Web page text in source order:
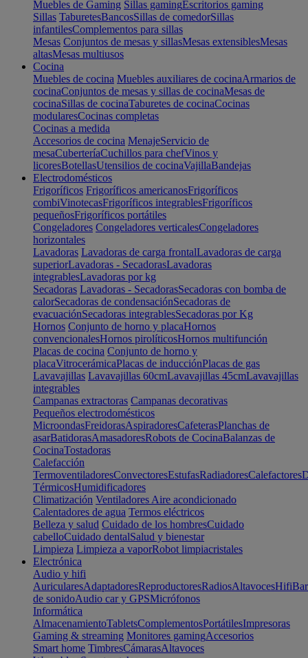
Muebles de Gaming Sillas gamingEscritorios gaming
Sillas TaburetesBancosSillas de comedorSillas
infantilesComplementos para sillas
Mesas Conjuntos de mesas y sillasMesas extensiblesMesas
altasMesas multiusos
Cocina
Muebles de cocina Muebles auxiliares de cocinaArmarios de
cocinaConjuntos de mesas y sillas de cocinaMesas de
cocinaSillas de cocinaTaburetes de cocinaCocinas
modularesCocinas completas
Cocinas a medida
Accesorios de cocina MenajeServicio de
mesaCuberteríaCuchillos para chefVinos y
licoresBotellasUtensilios de cocinaVajillaBandejas
Electrodomésticos
Frigoríficos Frigoríficos americanosFrigoríficos
combiVinotecasFrigoríficos integrablesFrigoríficos
pequeñosFrigoríficos portátiles
Congeladores Congeladores verticalesCongeladores
horizontales
Lavadoras Lavadoras de carga frontalLavadoras de carga
superiorLavadoras - SecadorasLavadoras
integrablesLavadoras por kg
Secadoras Lavadoras - SecadorasSecadoras con bomba de
calorSecadoras de condensaciónSecadoras de
evacuaciónSecadoras integrablesSecadoras por Kg
Hornos Conjunto de horno y placaHornos
convencionalesHornos pirolíticosHornos multifunción
Placas de cocina Conjunto de horno y
placaVitrocerámicaPlacas de inducciónPlacas de gas
Lavavajillas Lavavajillas 60cmLavavajillas 45cmLavavajillas
integrables
Campanas extractoras Campanas decorativas
Pequeños electrodomésticos
MicroondasFreidorasAspiradoresCafeterasPlanchas de
asarBatidorasAmasadoresRobots de CocinaBalanzas de
CocinaTostadoras
Calefacción
TermoventiladoresConvectoresEstufasRadiadoresCalefactores
TérmicosHumidificadores
Climatización Ventiladores Aire acondicionado
Calentadores de agua Termos eléctricos
Belleza y salud Cuidado de los hombresCuidado
cabelloCuidado dentalSalud y bienestar
Limpieza Limpieza a vaporRobot limpiacristales
Electrónica
Audio y hifi
AuricularesAdaptadoresReproductoresRadiosAltavocesHifi
de sonidoAudio car y GPSMicrófonos
Informática
AlmacenamientoTabletsComplementosPortátilesImpresoras
Gaming & streaming Monitores gamingAccesorios
Smart home TimbresCámarasAltavoces